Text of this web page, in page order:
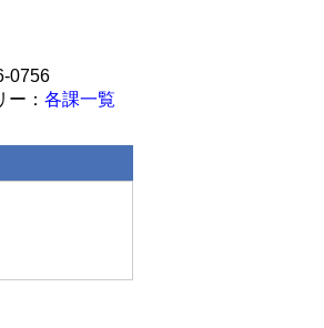
0756
各課一覧